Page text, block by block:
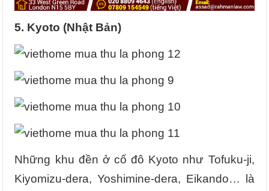
5. Kyoto (Nhật Bản)
Những khu đền ở cố đô Kyoto như Tofuku-ji,
Kiyomizu-dera, Yoshimine-dera, Eikando… là